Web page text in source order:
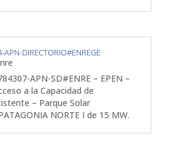
APN-DIRECTORIO#ENREGE
APN-SD#ENRE – EPEN –
a la Capacidad de
– Parque Solar
NORTE I de 15 MW.